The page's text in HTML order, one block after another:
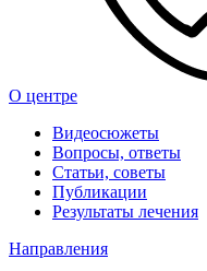
О центре
Видеосюжеты
Вопросы, ответы
Статьи, советы
Публикации
Результаты лечения
Направления